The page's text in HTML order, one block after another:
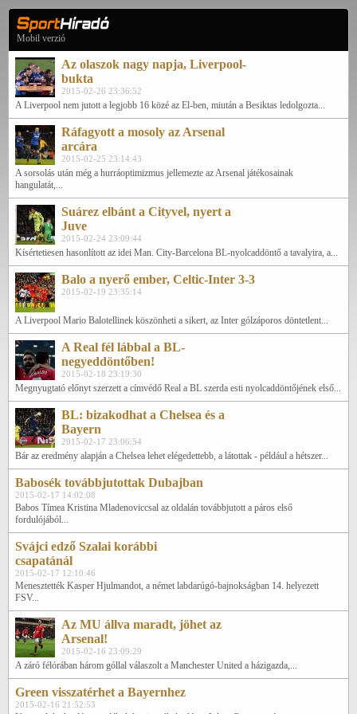
Mobil verzió
Az olaszok nagy napja, Liverpool-
bukta
2015-02-26 23:36:52
A Liverpool nem jutott a legjobb 16 közé az El-ben, miután a Besiktas ledolgozta...
Ráfagyott a mosoly az Arsenal
arcára
2015-02-25 23:14:43
A sorsolás után még a hurráoptimizmus jellemezte az Arsenal játékosainak
hangulatát,...
Suárez elbánt a Cityvel, nyert a
Juve
2015-02-24 23:09:44
Kísértetiesen hasonlított az idei Man. City-Barcelona BL-nyolcaddöntő a tavalyira, a...
Balo a nyerő ember, Celtic-Inter 3-3
2015-02-19 23:35:14
A Liverpool Mario Balotellinek köszönheti a sikert, az Inter gólzáporos döntetlent...
A Real fél lábbal a BL-
negyeddöntőben!
2015-02-18 23:19:30
Megnyugtató előnyt szerzett a címvédő Real a BL szerda esti nyolcaddöntőjének első...
BL: bizakodhat a Chelsea és a
Bayern
2015-02-17 23:06:54
Bár az eredmény alapján a Chelsea lehet elégedettebb, a látottak - például a hétszer...
Babosék továbbjutottak Dubajban
2015-02-17 14:02:08
Babos Tímea Kristina Mladenoviccsal az oldalán továbbjutott a páros első
fordulójából...
Svájci edző Szalai korábbi
csapatánál
2015-02-17 12:10:46
Menesztették Kasper Hjulmandot, a német labdarúgó-bajnokságban 14. helyezett
FSV...
Az MU állva maradt, jöhet az
Arsenal!
2015-02-16 23:09:29
A záró félórában három góllal válaszolt a Manchester United a házigazda,...
Green visszatérhet a Bayernhez
2015-02-16 21:52:53